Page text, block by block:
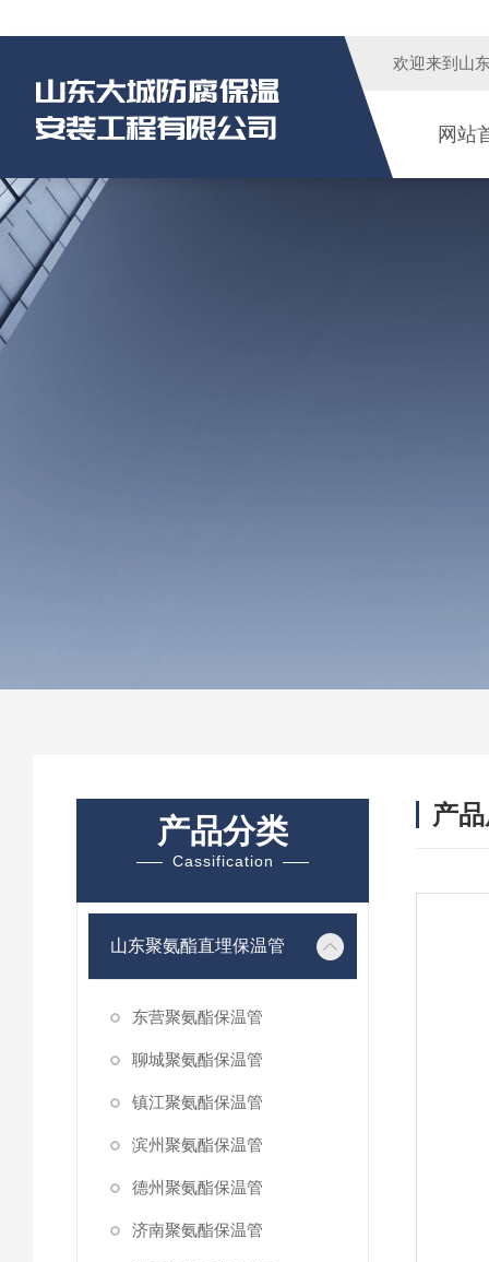
欢迎来到 山
网站
产品分类
Cassification
山东聚氨酯直埋保温管
东营聚氨酯保温管
聊城聚氨酯保温管
镇江聚氨酯保温管
滨州聚氨酯保温管
德州聚氨酯保温管
济南聚氨酯保温管
产